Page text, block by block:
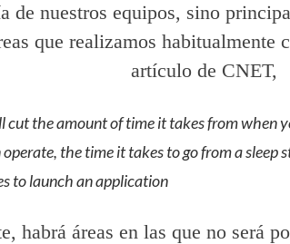
de nuestros equipos, sino
que realizamos habitualmente
artículo de CNET,
cut the amount of time it takes from when
operate, the time it takes to go from a sleep
to launch an application
habrá áreas en las que no será